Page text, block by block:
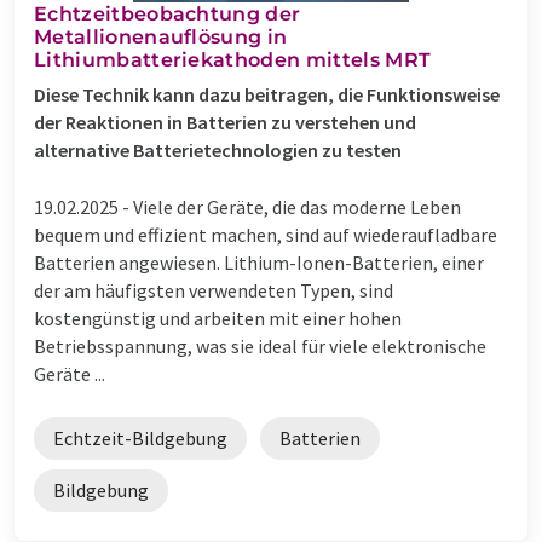
Echtzeitbeobachtung der
Metallionenauflösung in
Lithiumbatteriekathoden mittels MRT
Diese Technik kann dazu beitragen, die Funktionsweise
der Reaktionen in Batterien zu verstehen und
alternative Batterietechnologien zu testen
19.02.2025 - Viele der Geräte, die das moderne Leben
bequem und effizient machen, sind auf wiederaufladbare
Batterien angewiesen. Lithium-Ionen-Batterien, einer
der am häufigsten verwendeten Typen, sind
kostengünstig und arbeiten mit einer hohen
Betriebsspannung, was sie ideal für viele elektronische
Geräte ...
Echtzeit-Bildgebung Batterien
Bildgebung